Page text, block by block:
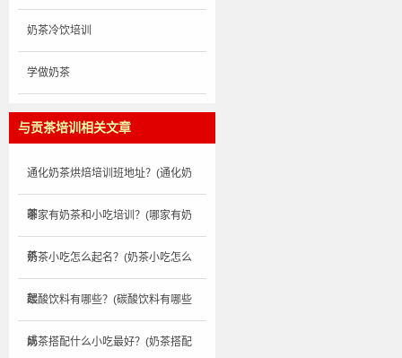
奶茶冷饮培训
学做奶茶
与贡茶培训相关文章
通化奶茶烘焙培训班地址？(通化奶
茶
哪家有奶茶和小吃培训？(哪家有奶
茶
奶茶小吃怎么起名？(奶茶小吃怎么
起
碳酸饮料有哪些？(碳酸饮料有哪些
成
奶茶搭配什么小吃最好？(奶茶搭配